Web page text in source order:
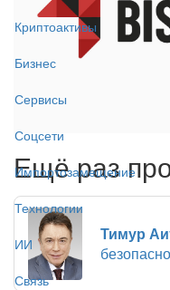
Криптоактивы
Бизнес
Сервисы
Соцсети
Импортозамещение
Технологии
ИИ
Связь
Ещё раз
Тимур